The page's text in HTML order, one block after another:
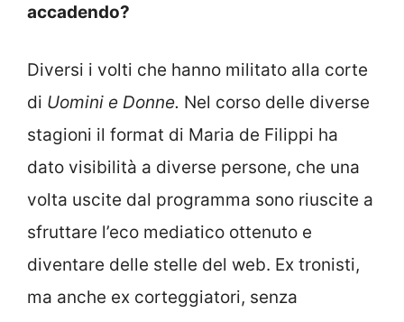
accadendo?
Diversi i volti che hanno militato alla corte
di Uomini e Donne. Nel corso delle diverse
stagioni il format di Maria de Filippi ha
dato visibilità a diverse persone, che una
volta uscite dal programma sono riuscite a
sfruttare l’eco mediatico ottenuto e
diventare delle stelle del web. Ex tronisti,
ma anche ex corteggiatori, senza